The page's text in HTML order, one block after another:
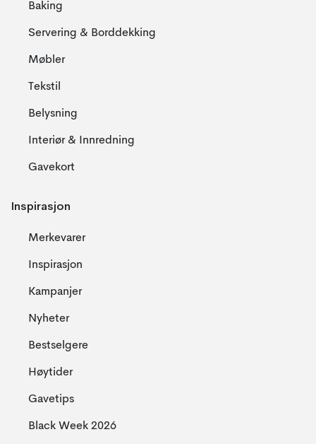
Baking
Servering & Borddekking
Møbler
Tekstil
Belysning
Interiør & Innredning
Gavekort
Inspirasjon
Merkevarer
Inspirasjon
Kampanjer
Nyheter
Bestselgere
Høytider
Gavetips
Black Week 2026